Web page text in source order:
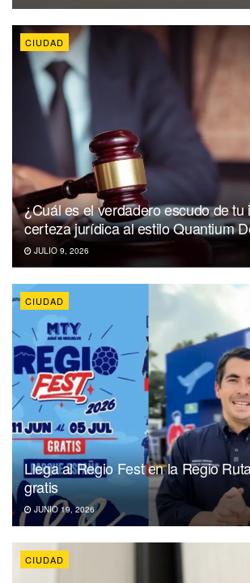
CIUDAD
¿Cuál es el verdadero escudo de tu
certeza jurídica al estilo Quantium
JULIO 9, 2026
CIUDAD
Llega al Regio Fest en la Regio
gratis
JUNIO 19, 2026
CIUDAD